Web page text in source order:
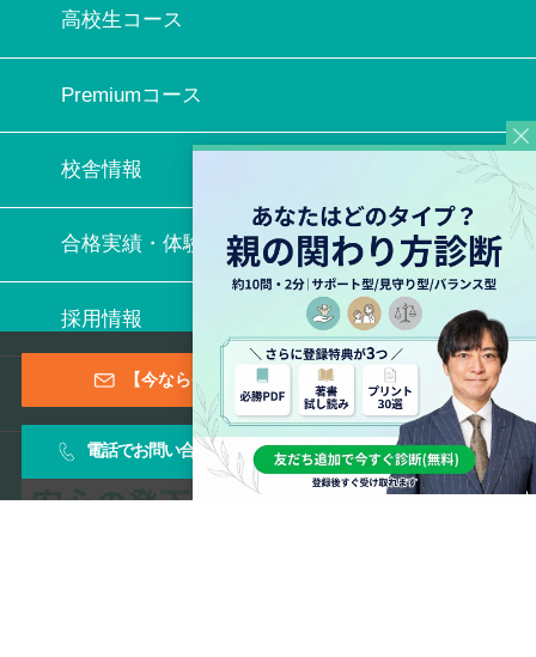
【今なら登録特典あり！】メールマガジン
電話でお問い合わせ お問い合わせフォーム
高校生コース
Premiumコース
校舎情報
合格実績・体験記
採用情報
よくある質問